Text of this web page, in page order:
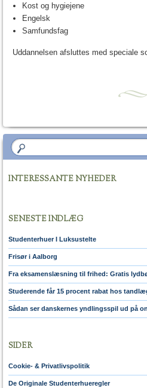
Kost og hygiejene
Engelsk
Samfundsfag
Uddannelsen afsluttes med speciale
INTERESSANTE NYHEDER
SENESTE INDLÆG
Studenterhuer I Luksustelte
Frisør i Aalborg
Fra eksamenslæsning til frihed: Gratis
Studerende får 15 procent rabat hos
Sådan ser danskernes yndlingsspil ud på
SIDER
Cookie- & Privatlivspolitik
De Originale Studenterhueregler